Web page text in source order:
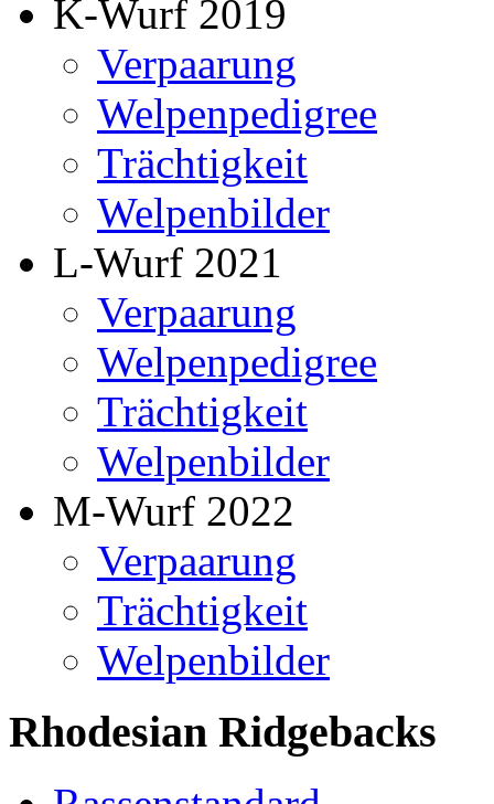
K-Wurf 2019
Verpaarung
Welpenpedigree
Trächtigkeit
Welpenbilder
L-Wurf 2021
Verpaarung
Welpenpedigree
Trächtigkeit
Welpenbilder
M-Wurf 2022
Verpaarung
Trächtigkeit
Welpenbilder
Rhodesian Ridgebacks